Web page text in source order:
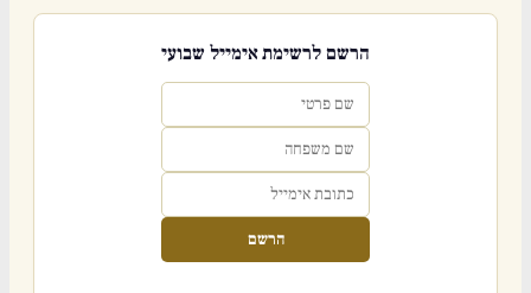
הרשם לרשימת אימייל שבועי
הרשם